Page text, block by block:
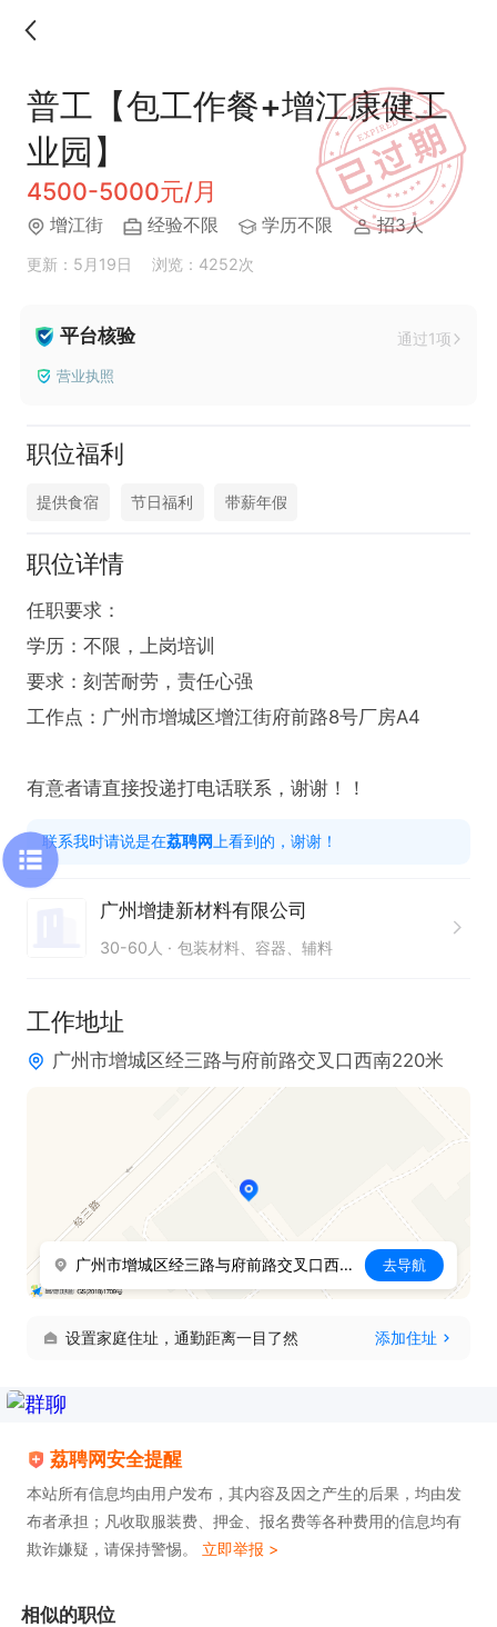
普工【包工作餐+增江康健工
业园】
4500-5000元/月
增江街 经验不限 学历不限 招3人
更新：5月19日 浏览：4252次
平台核验 通过1项
营业执照
职位福利
提供食宿 节日福利 带薪年假
职位详情
任职要求：
学历：不限，上岗培训
要求：刻苦耐劳，责任心强
工作点：广州市增城区增江街府前路8号厂房A4
有意者请直接投递打电话联系，谢谢！！
联系我时请说是在荔聘网 上看到的，谢谢！
广州增捷新材料有限公司
30-60人 包装材料、容器、辅料
工作地址
广州市增城区经三路与府前路交叉口西南220米
广州市增城区经三路与府前路交叉口西南220米 去导航
设置家庭住址，通勤距离一目了然 添加住址
荔聘网安全提醒
本站所有信息均由用户发布，其内容及因之产生的后果，均由发
布者承担；凡收取服装费、押金、报名费等各种费用的信息均有
欺诈嫌疑，请保持警惕。 立即举报 >
相似的职位